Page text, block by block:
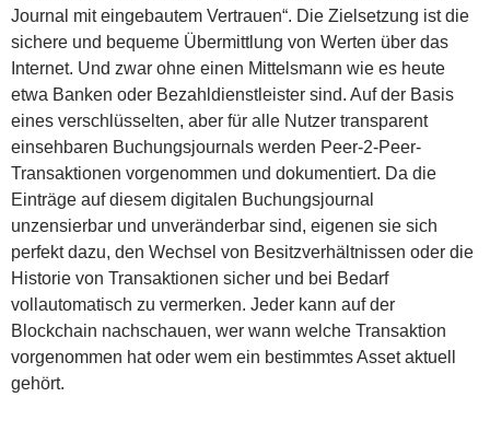
Journal mit eingebautem Vertrauen“. Die Zielsetzung ist die
sichere und bequeme Übermittlung von Werten über das
Internet. Und zwar ohne einen Mittelsmann wie es heute
etwa Banken oder Bezahldienstleister sind. Auf der Basis
eines verschlüsselten, aber für alle Nutzer transparent
einsehbaren Buchungsjournals werden Peer-2-Peer-
Transaktionen vorgenommen und dokumentiert. Da die
Einträge auf diesem digitalen Buchungsjournal
unzensierbar und unveränderbar sind, eigenen sie sich
perfekt dazu, den Wechsel von Besitzverhältnissen oder die
Historie von Transaktionen sicher und bei Bedarf
vollautomatisch zu vermerken. Jeder kann auf der
Blockchain nachschauen, wer wann welche Transaktion
vorgenommen hat oder wem ein bestimmtes Asset aktuell
gehört.